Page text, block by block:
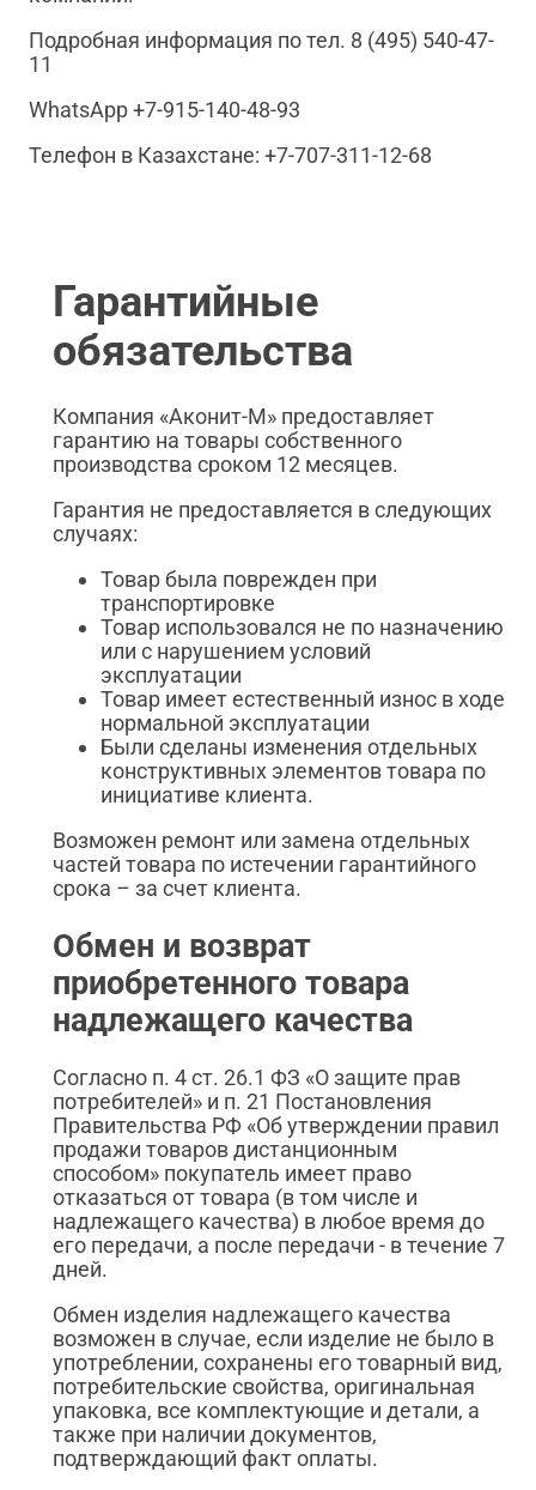
Подробная информация по тел. 8 (495) 540-47-
11
WhatsApp +7-915-140-48-93
Телефон в Казахстане: +7-707-311-12-68
Гарантийные
обязательства
Компания «Аконит-М» предоставляет
гарантию на товары собственного
производства сроком 12 месяцев.
Гарантия не предоставляется в следующих
случаях:
Товар была поврежден при
транспортировке
Товар использовался не по назначению
или с нарушением условий
эксплуатации
Товар имеет естественный износ в ходе
нормальной эксплуатации
Были сделаны изменения отдельных
конструктивных элементов товара по
инициативе клиента.
Возможен ремонт или замена отдельных
частей товара по истечении гарантийного
срока – за счет клиента.
Обмен и возврат
приобретенного товара
надлежащего качества
Согласно п. 4 ст. 26.1 ФЗ «О защите прав
потребителей» и п. 21 Постановления
Правительства РФ «Об утверждении правил
продажи товаров дистанционным
способом» покупатель имеет право
отказаться от товара (в том числе и
надлежащего качества) в любое время до
его передачи, а после передачи - в течение 7
дней.
Обмен изделия надлежащего качества
возможен в случае, если изделие не было в
употреблении, сохранены его товарный вид,
потребительские свойства, оригинальная
упаковка, все комплектующие и детали, а
также при наличии документов,
подтверждающий факт оплаты.